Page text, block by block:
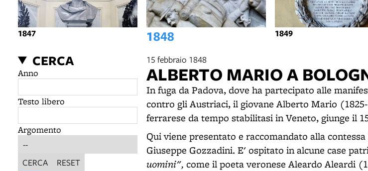
1847 1848 1849
CERCA
Anno
Testo libero
Argomento
CERCA RESET
15 febbraio 1848
ALBERTO MARIO A
In fuga da Padova, dove ha partecipato alle
contro gli Austriaci, il giovane Alberto Mario
ferrarese da tempo stabilitasi in Veneto, giunge il
Qui viene presentato e raccomandato alla
Giuseppe Gozzadini. E' ospitato in alcune case
uomini", come il poeta veronese Aleardo Aleardi